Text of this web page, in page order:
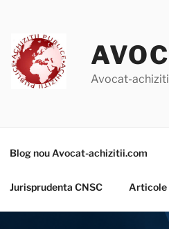
Avocat-
Blog nou Avocat-achizitii.com
Jurisprudenta CNSC Articole